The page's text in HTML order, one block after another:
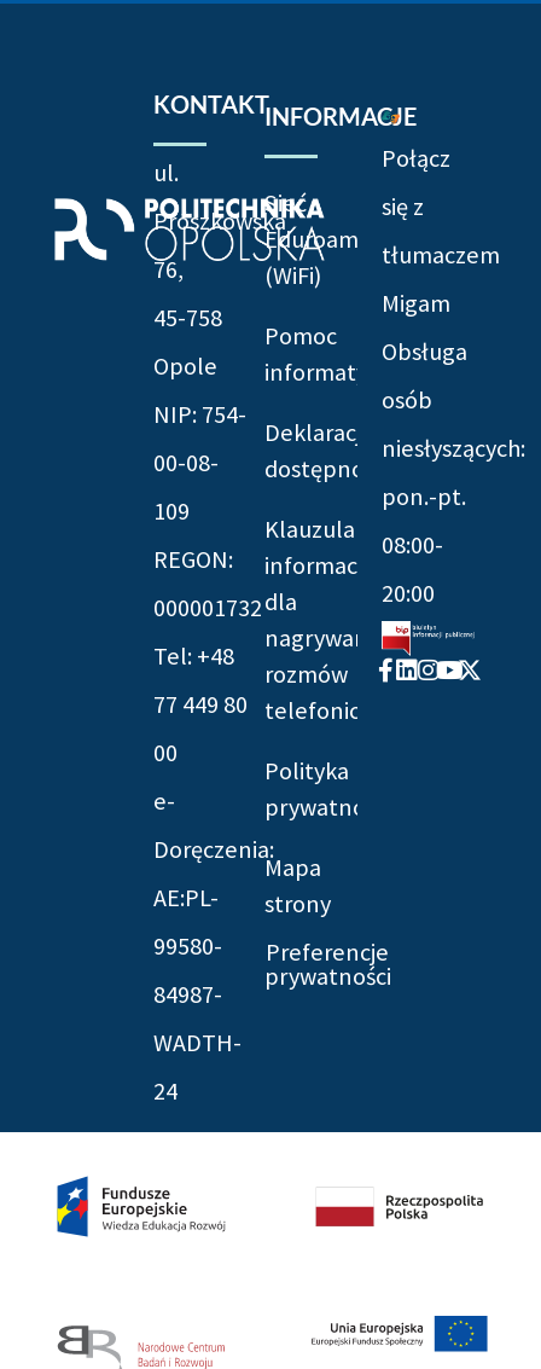
KONTAKT
ul.
Prószkowska
76,
45-758
Opole
NIP: 754-
00-08-
109
REGON:
000001732
Tel: +48
77 449 80
00
e-
Doręczenia:
AE:PL-
99580-
84987-
WADTH-
24
INFORMACJE
Sieć
Eduroam
(WiFi)
Pomoc
informatyczna
Deklaracja
dostępności
Klauzula
informacyjna
dla
nagrywania
rozmów
telefonicznych
Polityka
prywatności
Mapa
strony
Preferencje
prywatności
Połącz
się z
tłumaczem
Migam
Obsługa
osób
niesłyszących:
pon.-pt.
08:00-
20:00
Facebook-
f
Linkedin
Instagram
Youtube
X-
twitter